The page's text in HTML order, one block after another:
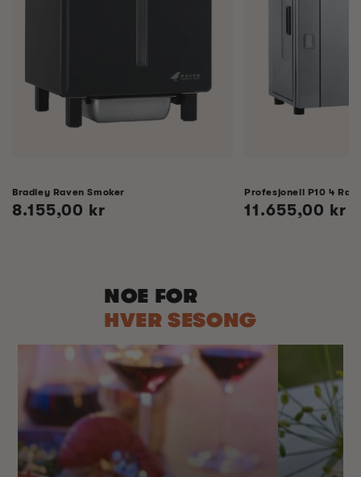
Bradley Raven Smoker
Vanlig
8.155,00 kr
Profesjonell P10 4
Vanlig
11.655,00 kr
NOE FOR
HVER SESONG